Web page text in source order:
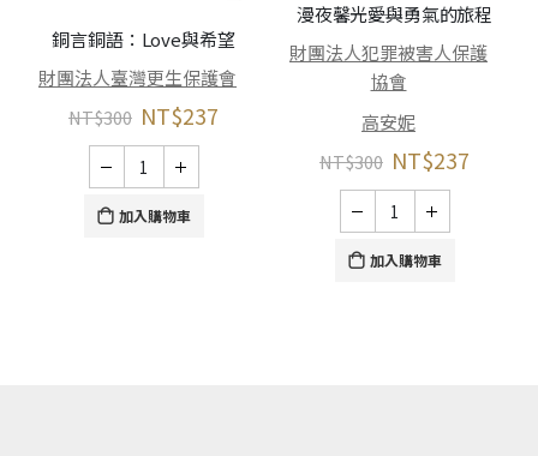
銅言銅語：Love與希望
財團法人臺灣更生保護會
NT$300 NT$237
加入購物車
漫夜馨光――愛與勇氣的旅程
財團法人犯罪被害人保護
協會
高安妮
NT$300 NT$237
加入購物車